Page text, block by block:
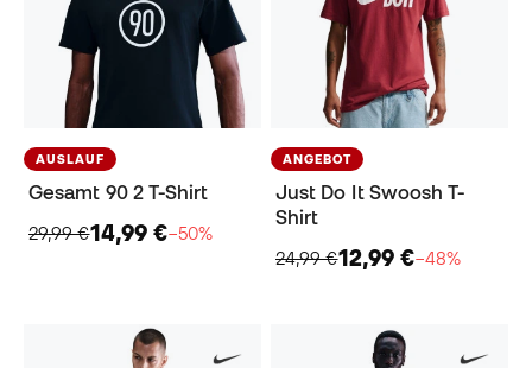
AUSLAUF
Gesamt 90 2 T-Shirt
29,99 €14,99 €−50%
ANGEBOT
Just Do It Swoosh T-
Shirt
24,99 €12,99 €−48%